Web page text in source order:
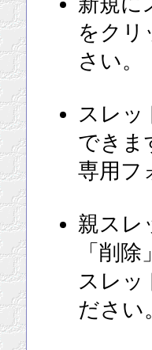
をクリ
さい。
スレッ
できま
専用フ
親スレ
「削
スレッ
ださい